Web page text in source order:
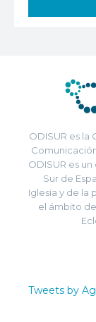
ODISUR es la
ODISUR es
Sur de
Iglesia y de la
el ámbito
Tweets by